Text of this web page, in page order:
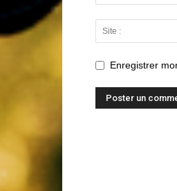
Enregistrer